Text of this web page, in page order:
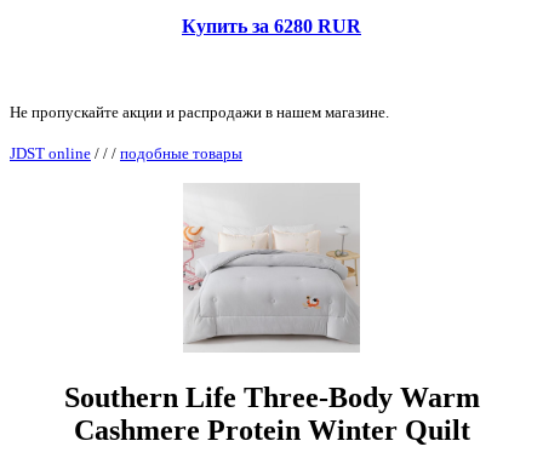
Купить за 6280 RUR
Не пропускайте акции и распродажи в нашем магазине.
JDST online / / / подобные товары
Southern Life Three-Body Warm
Cashmere Protein Winter Quilt